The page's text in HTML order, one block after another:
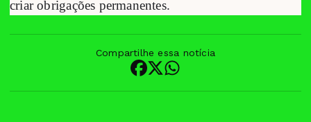
criar obrigações permanentes.
Compartilhe essa notícia